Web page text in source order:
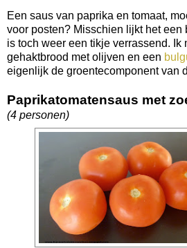
Een saus van paprika en tomaat,
voor posten? Misschien lijkt het een
is toch weer een tikje verrassend. Ik
gehaktbrood met olijven en een
eigenlijk de groentecomponent van
Paprikatomatensaus met
(4 personen)